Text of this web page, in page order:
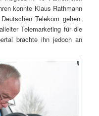
konnte Klaus Rathmann
Telekom gehen.
Telemarketing für die
brachte ihn jedoch an